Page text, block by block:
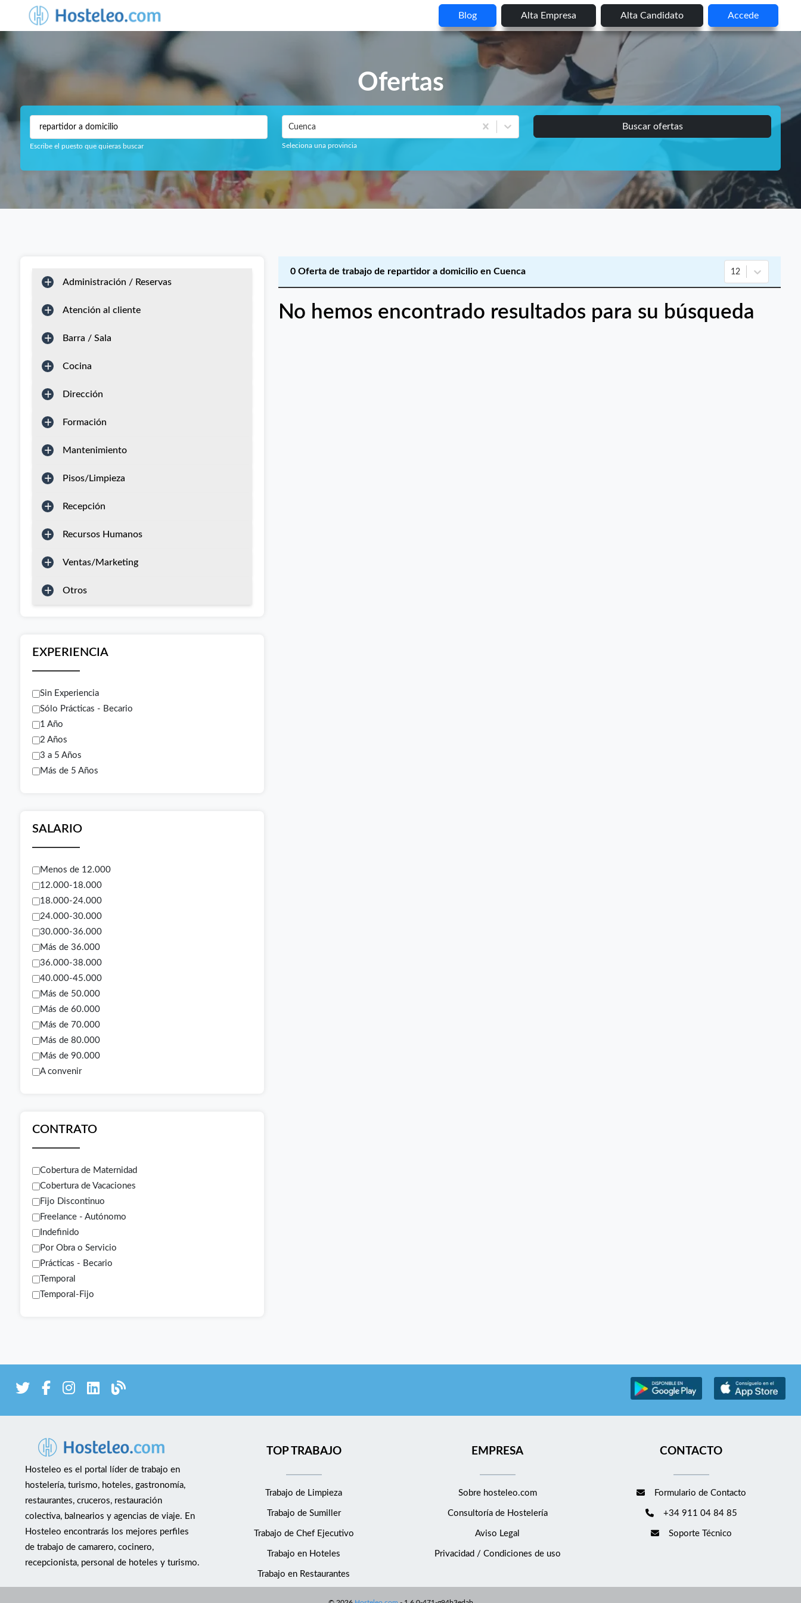
Blog Alta Empresa Alta Candidato Accede
Ofertas
Escribe el puesto que quieras buscar
Cuenca
Seleciona una provincia
Buscar ofertas
Administración / Reservas
Atención al cliente
Barra / Sala
Cocina
Dirección
Formación
Mantenimiento
Pisos/Limpieza
Recepción
Recursos Humanos
Ventas/Marketing
Otros
EXPERIENCIA
Sin Experiencia
Sólo Prácticas - Becario
1 Año
2 Años
3 a 5 Años
Más de 5 Años
SALARIO
Menos de 12.000
12.000-18.000
18.000-24.000
24.000-30.000
30.000-36.000
Más de 36.000
36.000-38.000
40.000-45.000
Más de 50.000
Más de 60.000
Más de 70.000
Más de 80.000
Más de 90.000
A convenir
CONTRATO
Cobertura de Maternidad
Cobertura de Vacaciones
Fijo Discontinuo
Freelance - Autónomo
Indefinido
Por Obra o Servicio
Prácticas - Becario
Temporal
Temporal-Fijo
0 Oferta de trabajo de repartidor a domicilio en Cuenca 12
No hemos encontrado resultados para su búsqueda
Hosteleo es el portal líder de trabajo en
hostelería, turismo, hoteles, gastronomía,
restaurantes, cruceros, restauración
colectiva, balnearios y agencias de viaje. En
Hosteleo encontrarás los mejores perfiles
de trabajo de camarero, cocinero,
recepcionista, personal de hoteles y turismo.
TOP TRABAJO
Trabajo de Limpieza
Trabajo de Sumiller
Trabajo de Chef Ejecutivo
Trabajo en Hoteles
Trabajo en Restaurantes
EMPRESA
Sobre hosteleo.com
Consultoría de Hostelería
Aviso Legal
Privacidad / Condiciones de uso
CONTACTO
Formulario de Contacto
+34 911 04 84 85
Soporte Técnico